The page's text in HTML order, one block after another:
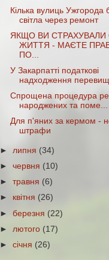
Кілька вулиць Ужгорода
світла через ремонт
ЯКЩО ВИ СТРАХУВАЛИ
ЖИТТЯ - МАЄТЕ
ПО...
У Закарпатті податкові
надходження
Спрощена процедура
народжених та поме...
Для п'яних за кермом -
штрафи
►липня (34)
►червня (10)
►травня (6)
► квітня (26)
►березня (22)
► лютого (17)
►січня (26)